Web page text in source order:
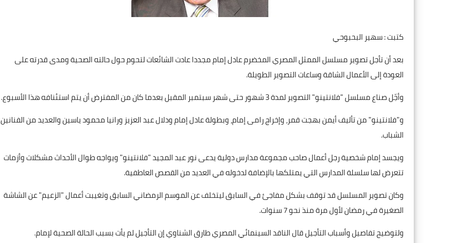
كتبت : سهير البحبوحي
بعد أن تأجل تصوير مسلسل الممثل المصري المخضرم عادل إمام مجددا عادت الشائعات لتحوم حول حالته الصحية ومدى قدرته على
العودة إلى الأعمال الشاقة وساعات التصوير الطويلة.
وأجّل صناع مسلسل "فلانتينو" التصوير لمدة 3 شهور حتى شهر سبتمبر المقبل بعدما كان من المفترض أن يتم استئنافه هذا الأسبوع.
و"فلانتينو" من تأليف أيمن بهجت قمر، وإخراج رامى إمام، وبطولة عادل إمام ودلال عبد العزيز ورانيا محمود ياسين والعديد من الفنانين
الشباب.
ويجسد إمام شخصية رجل أعمال صاحب مجموعة مدارس دولية يدعى نور عبد المجيد "فلانتينو" ويواجه طوال الأحداث مشكلات وأزمات
تتعرض لها سلسلة المدارس التي يمتلكها بالإضافة لدخوله في العديد من القصص العاطفية.
وكان تصوير المسلسل قد توقف بشكل مفاجئ في السابق ليتخلف عن الموسم الرمضاني السابق وتغيبت أعمال "الزعيم" عن الشاشة
الصغيرة في رمضان لأول مرة منذ نحو 7 سنوات.
ولتوضيح تفاصيل وأسباب التأجيل قال الناقد السينمائي المصري طارق الشناوي إن التأجيل لم يأت بسبب الحالة الصحية لإمام.